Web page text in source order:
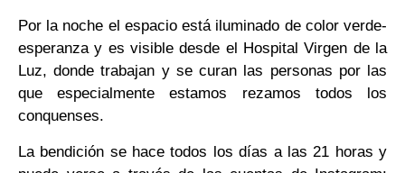
Por la noche el espacio está iluminado de color verde-
esperanza y es visible desde el Hospital Virgen de la
Luz, donde trabajan y se curan las personas por las
que especialmente estamos rezamos todos los
conquenses.
La bendición se hace todos los días a las 21 horas y